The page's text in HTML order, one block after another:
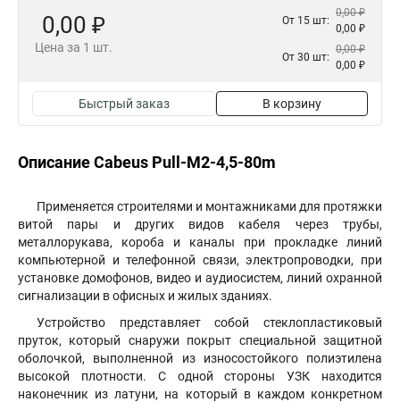
0,00 ₽
Цена за 1 шт.
От 15 шт:
0,00 ₽
0,00 ₽
От 30 шт:
0,00 ₽
0,00 ₽
Быстрый заказ В корзину
Описание Cabeus Pull-M2-4,5-80m
Применяется строителями и монтажниками для протяжки
витой пары и других видов кабеля через трубы,
металлорукава, короба и каналы при прокладке линий
компьютерной и телефонной связи, электропроводки, при
установке домофонов, видео и аудиосистем, линий охранной
сигнализации в офисных и жилых зданиях.
Устройство представляет собой стеклопластиковый
пруток, который снаружи покрыт специальной защитной
оболочкой, выполненной из износостойкого полиэтилена
высокой плотности. С одной стороны УЗК находится
наконечник из латуни, на который в каждом конкретном